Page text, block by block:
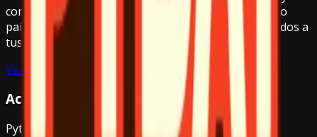
contribuye al crecimiento de la tecnología en nuestro
país. Existen diferentes niveles de patrocinio adaptados a
tus necesidades.
Ver beneficios de patrocinio
Contáctanos
Acerca de Python Chile
Python Chile es el punto de encuentro de todos los